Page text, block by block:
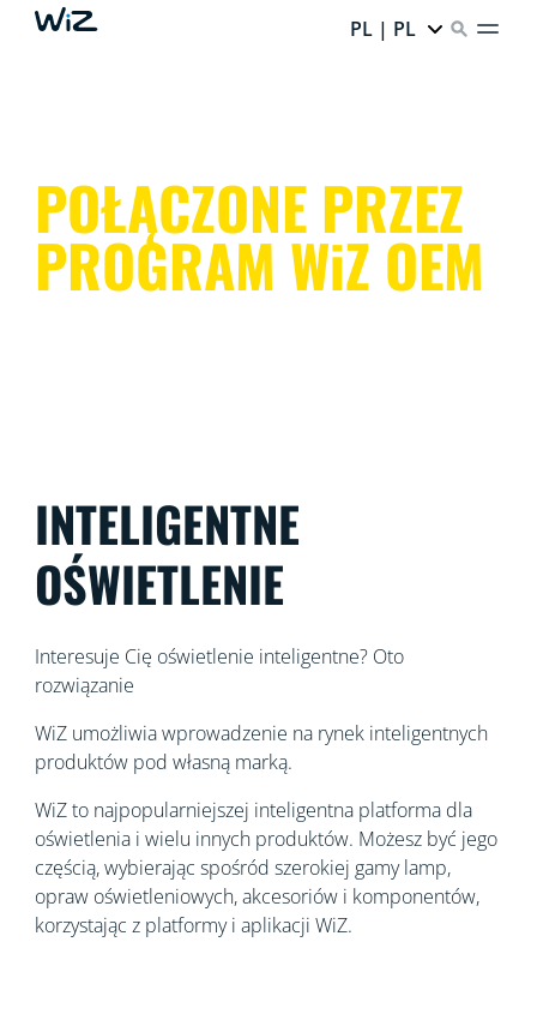
PL | PL
POŁĄCZONE PRZEZ
PROGRAM WiZ OEM
INTELIGENTNE
OŚWIETLENIE
Interesuje Cię oświetlenie inteligentne? Oto
rozwiązanie
WiZ umożliwia wprowadzenie na rynek inteligentnych
produktów pod własną marką.
WiZ to najpopularniejszej inteligentna platforma dla
oświetlenia i wielu innych produktów. Możesz być jego
częścią, wybierając spośród szerokiej gamy lamp,
opraw oświetleniowych, akcesoriów i komponentów,
korzystając z platformy i aplikacji WiZ.